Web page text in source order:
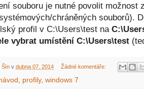
souboru je nutné povolit možnost
chráněných souborů).
profil v C:\Users\test na
vybrat umístění C:\Users\test
Šín v dubna 07, 2014 Žádné komentáře:
, profily, windows 7